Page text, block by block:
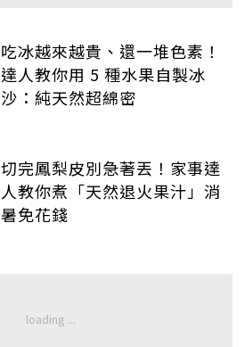
吃冰越來越貴、還一堆色素！
達人教你用 5 種水果自製冰
沙：純天然超綿密
切完鳳梨皮別急著丟！家事達
人教你煮「天然退火果汁」消
暑免花錢